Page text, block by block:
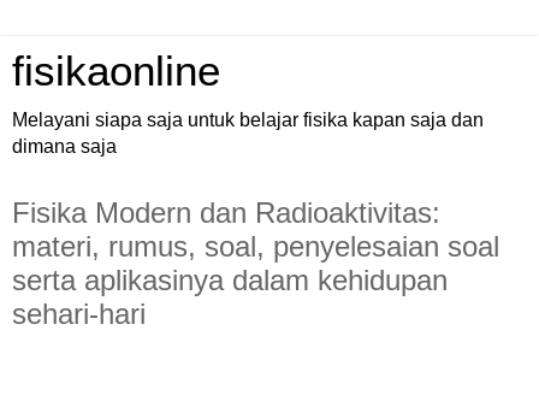
fisikaonline
Melayani siapa saja untuk belajar fisika kapan saja dan
dimana saja
Fisika Modern dan Radioaktivitas:
materi, rumus, soal, penyelesaian soal
serta aplikasinya dalam kehidupan
sehari-hari